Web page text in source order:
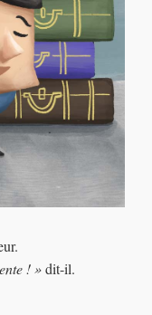
! »dit-il.